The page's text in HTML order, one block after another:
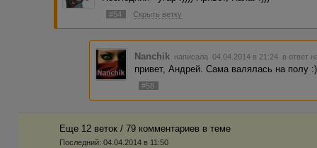
#54 Скрыть ветку
Nanchik написала 04.04.2014 в 21:24 в ответ
привет, Андрей. Сама валялась на полу :)
#58
Еще 12 веток / 79 комментариев в темe
Последний: 04.04.2014 в 11:50